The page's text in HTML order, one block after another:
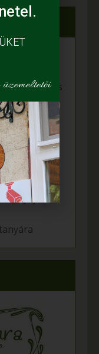
a Kulturàlis
kiîrt
Ösztöndîj”
tanyáján